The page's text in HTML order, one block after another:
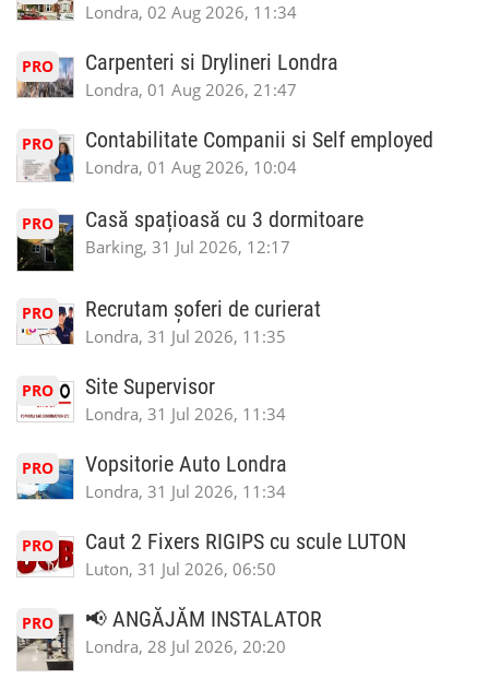
Londra, 02 Aug 2026, 11:34
PRO Carpenteri si Drylineri Londra
Londra, 01 Aug 2026, 21:47
PRO Contabilitate Companii si Self employed
Londra, 01 Aug 2026, 10:04
PRO Casă spațioasă cu 3 dormitoare
Barking, 31 Jul 2026, 12:17
PRO Recrutam șoferi de curierat
Londra, 31 Jul 2026, 11:35
PRO Site Supervisor
Londra, 31 Jul 2026, 11:34
PRO Vopsitorie Auto Londra
Londra, 31 Jul 2026, 11:34
PRO Caut 2 Fixers RIGIPS cu scule LUTON
Luton, 31 Jul 2026, 06:50
PRO 📢 ANGĂJĂM INSTALATOR
Londra, 28 Jul 2026, 20:20